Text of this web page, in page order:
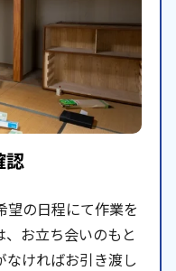
認
望の日程にて作業を
お立ち会いのもと
なければお引き渡し